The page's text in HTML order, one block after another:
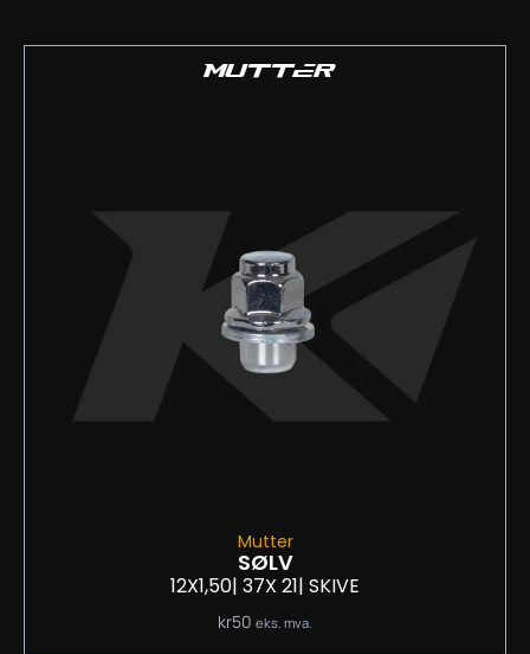
MUTTER
Mutter
SØLV
12X1,50| 37X 21| SKIVE
kr50 eks. mva.